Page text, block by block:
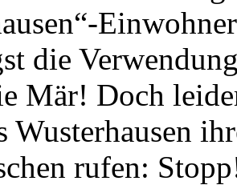
die
Mär! Doch
Wusterhausen
rufen: